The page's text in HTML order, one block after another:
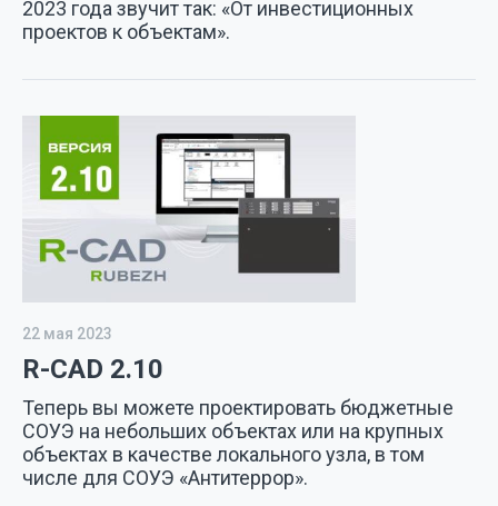
2023 года звучит так: «От инвестиционных
проектов к объектам».
22 мая 2023
R-CAD 2.10
Теперь вы можете проектировать бюджетные
СОУЭ на небольших объектах или на крупных
объектах в качестве локального узла, в том
числе для СОУЭ «Антитеррор».